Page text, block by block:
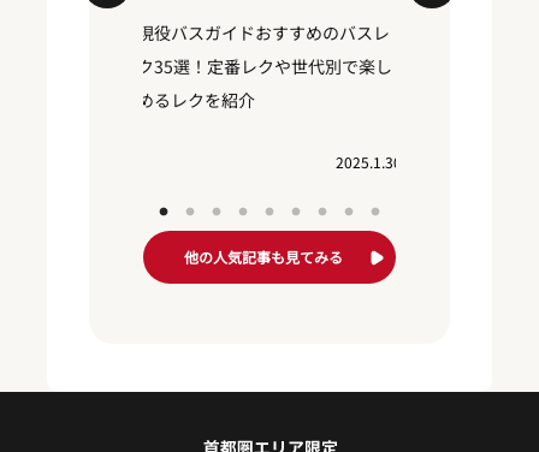
現役バスガイドおすすめのバスレ
ク35選！定番レクや世代別で楽し
めるレクを紹介
2025.1.30
他の人気記事も見てみる